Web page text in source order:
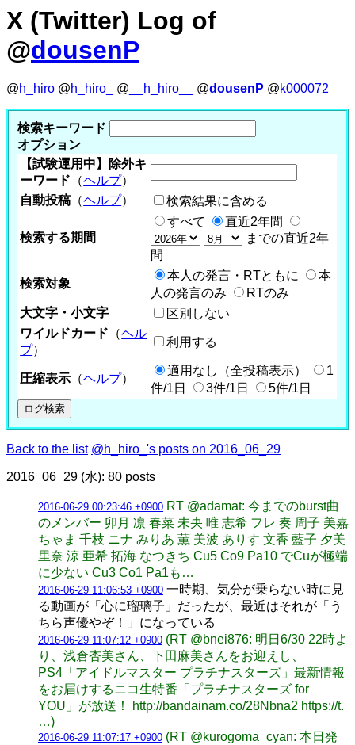
X (Twitter) Log of
@dousenP
@h_hiro @h_hiro_ @ __h_hiro__ @dousenP @k000072
検索キーワード
オプション
【試験運用中】除外キ
ーワード （ヘルプ）
自動投稿 （ヘルプ） 検索結果に含める
検索する期間
すべて
直近2年間
までの直近2年
間
検索対象
本人の発言・RTともに
本
人の発言のみ
RTのみ
大文字・小文字
区別しない
ワイルドカード （ヘル
プ）
利用する
圧縮表示 （ヘルプ）
適用なし（全投稿表示）
1
件/1日
3件/1日 5件/1日
Back to the list @h_hiro_'s posts on 2016_06_29
2016_06_29 (水): 80 posts
2016-06-29 00:23:46 +0900 RT @adamat: 今までのburst曲
のメンバー 卯月 凛 春菜 未央 唯 志希 フレ 奏 周子 美嘉
ちゃま 千枝 ニナ みりあ 薫 美波 ありす 文香 藍子 夕美
里奈 涼 亜希 拓海 なつきち Cu5 Co9 Pa10 でCuが極端
に少ない Cu3 Co1 Pa1も…
2016-06-29 11:06:53 +0900 一時期、気分が乗らない時に見
る動画が「心に瑠璃子」だったが、最近はそれが「う
ちら声優やぞ！」になっている
2016-06-29 11:07:12 +0900 (RT @bnei876: 明日6/30 22時よ
り、浅倉杏美さん、下田麻美さんをお迎えし、
PS4「アイドルマスター プラチナスターズ」最新情報
をお届けするニコ生特番「プラチナスターズ for
YOU」が放送！ http://bandainam.co/28Nbna2 https://t.
…)
2016-06-29 11:07:17 +0900 (RT @kurogoma_cyan: 本日発